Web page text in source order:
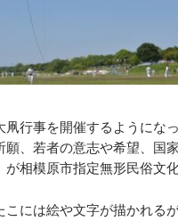
行事を開催するようにな
願、若者の意志や希望、国
が相模原市指定無形民俗文
には絵や文字が描かれる